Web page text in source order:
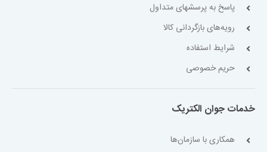
پاسخ به پرسشهای متداول
رویه‌های بازگردانی کالا
شرایط استفاده
حریم خصوصی
خدمات جوان الکتریک
همکاری با سازمان‌ها